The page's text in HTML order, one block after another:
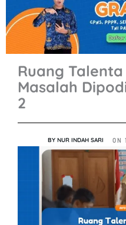
Ruang
Masalah
2
BY NUR INDAH SARI ON